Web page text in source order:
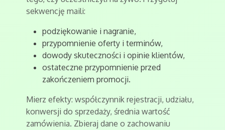
sekwencję maili:
podziękowanie i nagranie,
przypomnienie oferty i terminów,
dowody skuteczności i opinie klientów,
ostateczne przypomnienie przed
zakończeniem promocji.
Mierz efekty: współczynnik rejestracji, udziału,
konwersji do sprzedaży, średnia wartość
zamówienia. Zbieraj dane o zachowaniu